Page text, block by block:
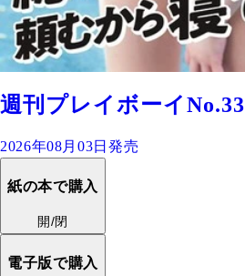
週刊プレイボーイNo.33
2026年08月03日発売
紙の本で購入
開/閉
電子版で購入